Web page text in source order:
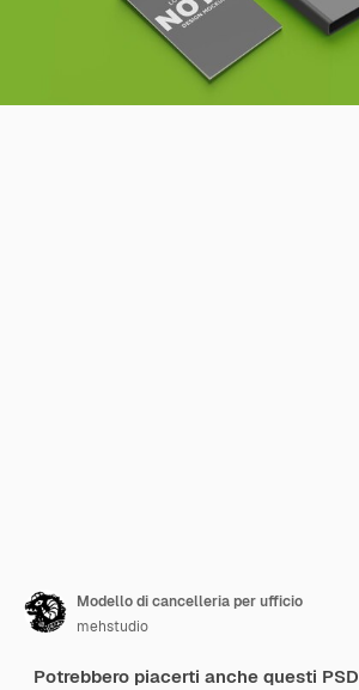
Modello di cancelleria per ufficio
mehstudio
Potrebbero piacerti anche questi PSD